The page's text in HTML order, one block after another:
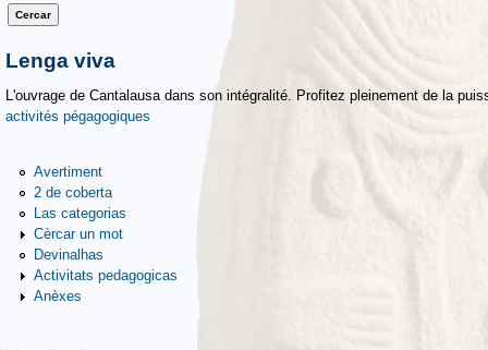
Lenga viva
L'ouvrage de Cantalausa dans son intégralité. Profitez pleinement de la
activités pégagogiques
Avertiment
2 de coberta
Las categorias
Cèrcar un mot
Devinalhas
Activitats pedagogicas
Anèxes